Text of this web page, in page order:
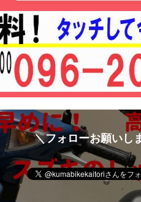
＼フォローお願いし